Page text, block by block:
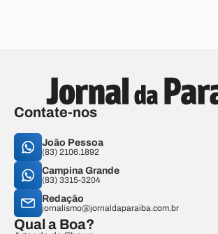
Contate-nos
João Pessoa
(83) 2106.1892
Campina Grande
(83) 3315-3204
Redação
jornalismo@jornaldaparaiba.com.br
Qual a Boa?